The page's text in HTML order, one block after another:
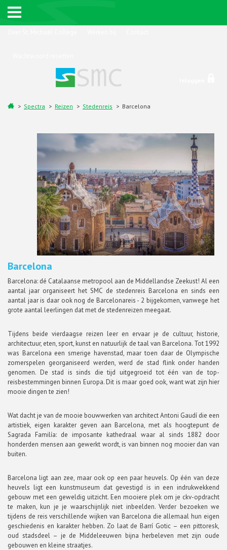
Spectra Reizen Stedenreis Barcelona
Barcelona
Barcelona: dé Catalaanse metropool aan de Middellandse Zeekust! Al een
aantal jaar organiseert het SMC de stedenreis Barcelona en sinds een
aantal jaar is daar ook nog de Barcelonareis - 2 bijgekomen, vanwege het
grote aantal leerlingen dat met de stedenreizen meegaat.
Tijdens beide vierdaagse reizen leer en ervaar je de cultuur, historie,
architectuur, eten, sport, kunst en natuurlijk de taal van Barcelona. Tot 1992
was Barcelona een smerige havenstad, maar toen daar de Olympische
zomerspelen georganiseerd werden, werd de stad flink onder handen
genomen. De stad is sinds die tijd uitgegroeid tot één van de top-
reisbestemmingen binnen Europa. Dit is maar goed ook, want wat zijn hier
mooie dingen te zien!
Wat dacht je van de mooie bouwwerken van architect Antoni Gaudí die een
artistiek, eigen karakter geven aan Barcelona, met als hoogtepunt de
Sagrada Familía: de imposante kathedraal waar al sinds 1882 door
honderden mensen aan gewerkt wordt, is van binnen nog mooier dan van
buiten.
Barcelona ligt aan zee, maar ook op een paar heuvels. Op één van deze
heuvels ligt een kunstmuseum dat gevestigd is in een indrukwekkend
gebouw met een geweldig uitzicht. Een mooiere plek om je ckv-opdracht
te maken, kun je je waarschijnlijk niet inbeelden. Verder bezoeken we
tijdens de reis verschillende wijken van Barcelona die allemaal hun eigen
geschiedenis en karakter hebben. Zo laat de Barrí Gotic – een pittoresk,
oud stadsdeel – je de Middeleeuwen bijna herbeleven met zijn oude
gebouwen en kleine straatjes.